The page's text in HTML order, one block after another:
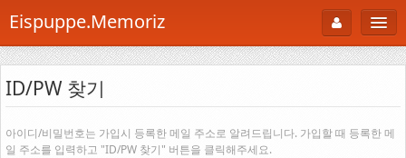
Eispuppe.Memoriz
About
AboutTori
Photo
ID/PW 찾기
아이디/비밀번호는 가입시 등록한 메일 주소로 알려드립니다. 가입할 때 등록한 메
일 주소를 입력하고 "ID/PW 찾기" 버튼을 클릭해주세요.